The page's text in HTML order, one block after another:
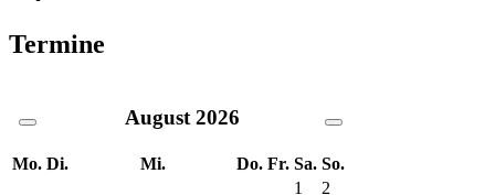
Termine
August 2026
Mo. Di. Mi. Do. Fr. Sa. So.
1
2